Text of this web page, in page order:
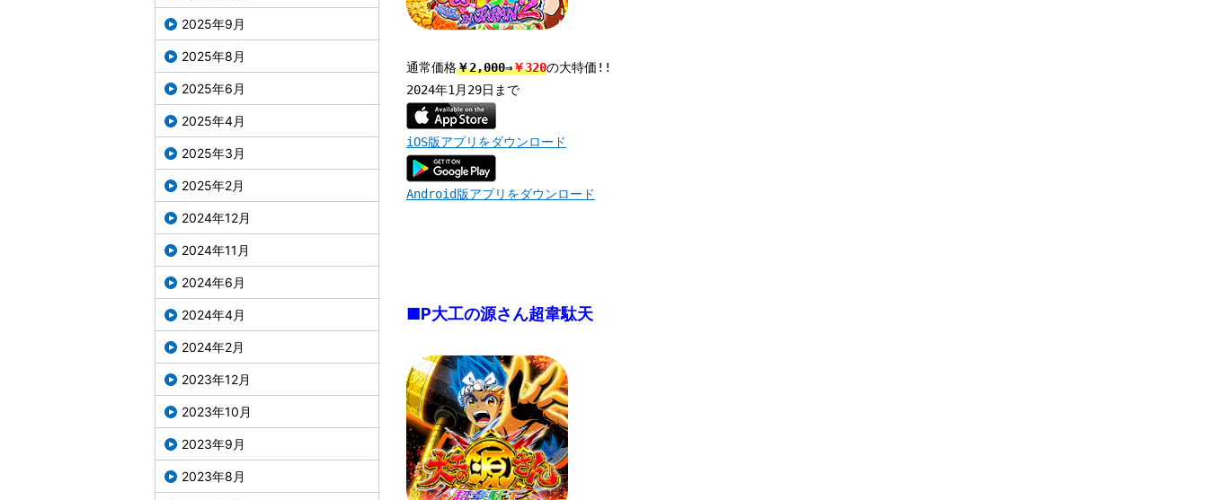
2025年9月
2025年8月
2025年6月
2025年4月
2025年3月
2025年2月
2024年12月
2024年11月
2024年6月
2024年4月
2024年2月
2023年12月
2023年10月
2023年9月
2023年8月
通常価格￥2,000⇒￥320の大特価!!
iOS版アプリをダウンロード
Android版アプリをダウンロード
■P大工の源さん超韋駄天